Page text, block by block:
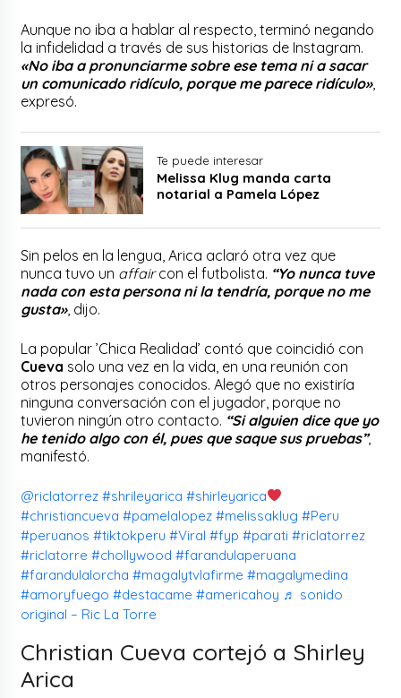
Aunque no iba a hablar al respecto, terminó negando
la infidelidad a través de sus historias de Instagram.
«No iba a pronunciarme sobre ese tema ni a sacar
un comunicado ridículo, porque me parece ridículo»,
expresó.
Te puede interesar
Melissa Klug manda carta
notarial a Pamela López
Sin pelos en la lengua, Arica aclaró otra vez que
nunca tuvo un affaircon el futbolista. “Yo nunca tuve
nada con esta persona ni la tendría, porque no me
gusta», dijo.
La popular ’Chica Realidad’ contó que coincidió con
Cueva solo una vez en la vida, en una reunión con
otros personajes conocidos. Alegó que no existiría
ninguna conversación con el jugador, porque no
tuvieron ningún otro contacto. “Si alguien dice que yo
he tenido algo con él, pues que saque sus pruebas”,
manifestó.
@riclatorrez #shrileyarica #shirleyarica
#christiancueva #pamelalopez #melissaklug #Peru
#peruanos #tiktokperu #Viral #fyp #parati #riclatorrez
#riclatorre #chollywood #farandulaperuana
#farandulalorcha #magalytvlafirme #magalymedina
#amoryfuego #destacame #americahoy ♬ sonido
original – Ric La Torre
Christian Cueva cortejó a Shirley
Arica